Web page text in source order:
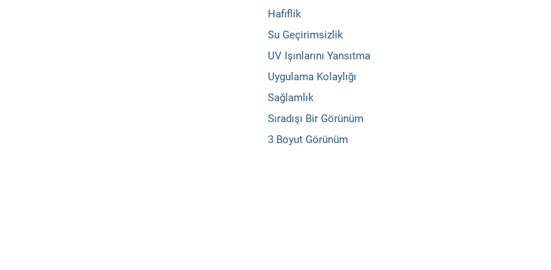
Hafiflik
Su Geçirimsizlik
UV Işınlarını Yansıtma
Uygulama Kolaylığı
Sağlamlık
Sıradışı Bir Görünüm
3 Boyut Görünüm